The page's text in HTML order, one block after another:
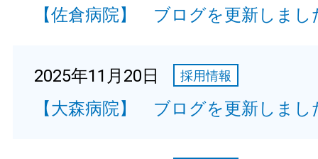
【佐倉病院】 ブログを更新しまし
2025年11月20日 採用情報
【大森病院】 ブログを更新しまし